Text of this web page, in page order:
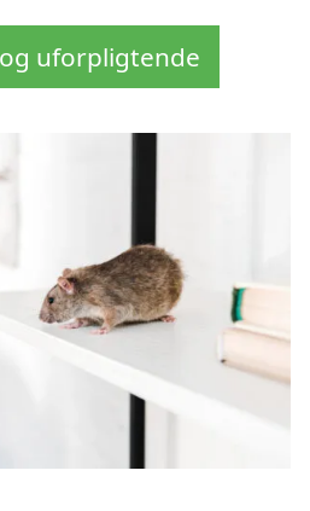
uforpligtende